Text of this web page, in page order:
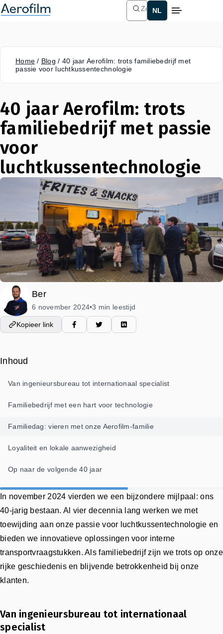
Home / Blog / 40 jaar Aerofilm: trots familiebedrijf met
passie voor luchtkussentechnologie
40 jaar Aerofilm: trots
familiebedrijf met passie
voor
luchtkussentechnologie
Ber
6 november 2024•3 min leestijd
Kopieer link
Inhoud
Van ingenieursbureau tot internationaal specialist
Familiebedrijf met een hart voor technologie
Familiedag: vieren met onze Aerofilm-familie
Loyaliteit en lokale aanwezigheid
Op naar de volgende 40 jaar
In november 2024 vierden we een bijzondere mijlpaal: ons
40-jarig bestaan. Al vier decennia lang werken we met
toewijding aan onze passie voor luchtkussentechnologie en
bieden we innovatieve oplossingen voor interne
transportvraagstukken. Als familiebedrijf zijn we trots op onze
rijke geschiedenis en blijvende betrokkenheid bij onze
klanten.
Van ingenieursbureau tot internationaal
specialist